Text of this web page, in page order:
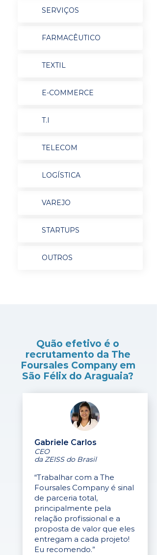
SERVIÇOS
FARMACÊUTICO
TEXTIL
E-COMMERCE
T.I
TELECOM
LOGÍSTICA
VAREJO
STARTUPS
OUTROS
Quão efetivo é o
recrutamento da The
Foursales Company em
São Félix do Araguaia?
Gabriele Carlos
CEO
da ZEISS do Brasil
“Trabalhar com a The
Foursales Company é sinal
de parceria total,
principalmente pela
relação profissional e a
proposta de valor que eles
entregam a cada projeto!
Eu recomendo.”